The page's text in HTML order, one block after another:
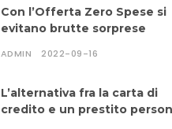
Con l’Offerta Zero Spese si
evitano brutte sorprese
ADMIN 2022-09-16
L’alternativa fra la carta di
credito e un prestito